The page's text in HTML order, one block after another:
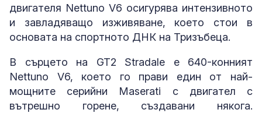
двигателя Nettuno V6 осигурява интензивното
и завладяващо изживяване, което стои в
основата на спортното ДНК на Тризъбеца.
В сърцето на GT2 Stradale е 640-конният
Nettuno V6, което го прави един от най-
мощните серийни Maserati с двигател с
вътрешно горене, създавани някога.